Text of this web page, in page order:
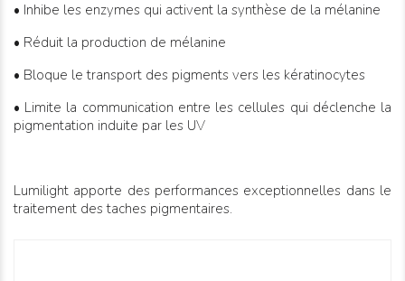
• Inhibe les enzymes qui activent la synthèse de la mélanine
• Réduit la production de mélanine
• Bloque le transport des pigments vers les kératinocytes
• Limite la communication entre les cellules qui déclenche la
pigmentation induite par les UV
Lumilight apporte des performances exceptionnelles dans le
traitement des taches pigmentaires.